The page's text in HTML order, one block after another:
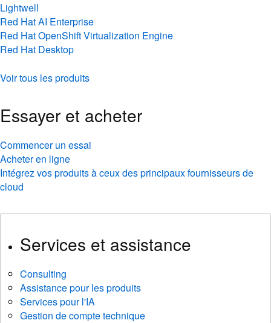
Lightwell
Red Hat AI Enterprise
Red Hat OpenShift Virtualization Engine
Red Hat Desktop
Voir tous les produits
Essayer et acheter
Commencer un essai
Acheter en ligne
Intégrez vos produits à ceux des principaux fournisseurs de
cloud
Services et assistance
Consulting
Assistance pour les produits
Services pour l'IA
Gestion de compte technique